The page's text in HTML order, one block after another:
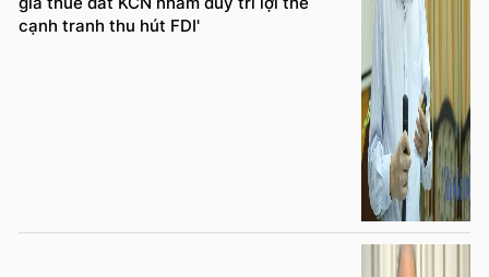
cạnh tranh thu hút FDI'